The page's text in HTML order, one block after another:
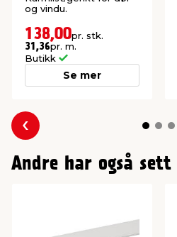
og vindu.
138,00pr. stk.
31,36pr. m.
Butikk
Se mer
Forrige
Andre har også sett